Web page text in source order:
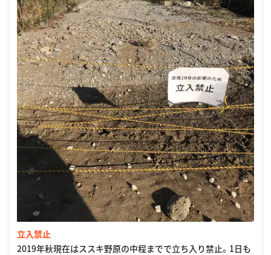
立入禁止
2019年秋現在はススキ野原の中程までで立ち入り禁止。1日も